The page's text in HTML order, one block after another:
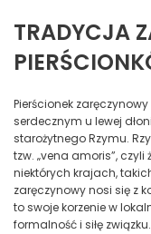
TRADYCJA
Pierścionek
serdecznym u lewej
starożytnego Rzymu.
tzw. „vena amoris”,
niektórych krajach,
zaręczynowy nosi się z
to swoje korzenie w
formalność i siłę związku.